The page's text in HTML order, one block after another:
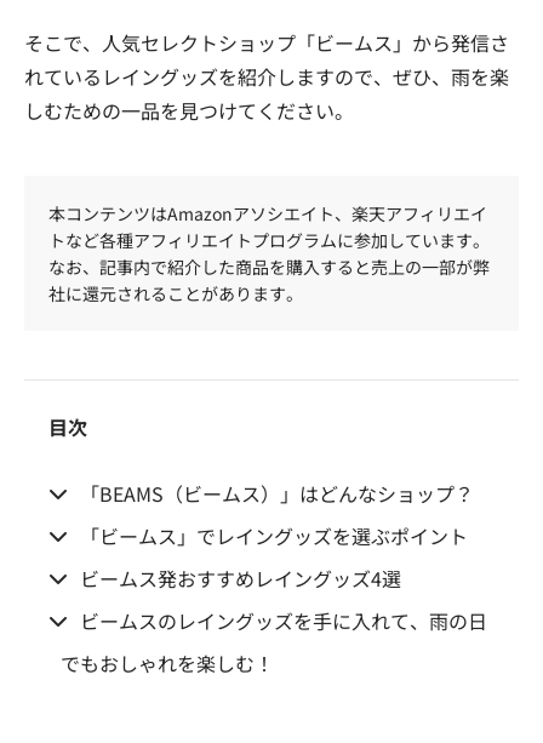
そこで、人気セレクトショップ「ビームス」から発信さ
れているレイングッズを紹介しますので、ぜひ、雨を楽
しむための一品を見つけてください。
本コンテンツはAmazonアソシエイト、楽天アフィリエイ
トなど各種アフィリエイトプログラムに参加しています。
なお、記事内で紹介した商品を購入すると売上の一部が弊
社に還元されることがあります。
目次
「BEAMS（ビームス）」はどんなショップ？
「ビームス」でレイングッズを選ぶポイント
ビームス発おすすめレイングッズ4選
ビームスのレイングッズを手に入れて、雨の日
でもおしゃれを楽しむ！